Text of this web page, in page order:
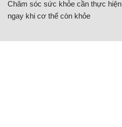
Chăm sóc sức khỏe cần thực hiện
ngay khi cơ thể còn khỏe